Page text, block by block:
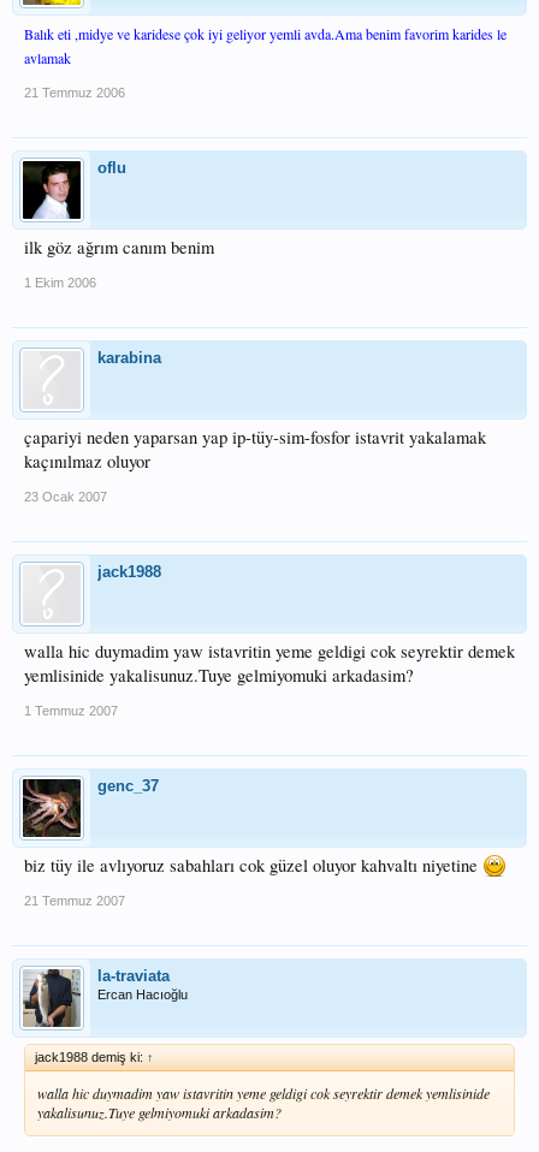
Balık eti ,midye ve karidese çok iyi geliyor yemli avda.Ama benim favorim karides le
avlamak
21 Temmuz 2006
oflu
ilk göz ağrım canım benim
1 Ekim 2006
karabina
çapariyi neden yaparsan yap ip-tüy-sim-fosfor istavrit yakalamak
kaçınılmaz oluyor
23 Ocak 2007
jack1988
walla hic duymadim yaw istavritin yeme geldigi cok seyrektir demek
yemlisinide yakalisunuz.Tuye gelmiyomuki arkadasim?
1 Temmuz 2007
genc_37
biz tüy ile avlıyoruz sabahları cok güzel oluyor kahvaltı niyetine
21 Temmuz 2007
la-traviata
Ercan Hacıoğlu
jack1988 demiş ki: ↑
walla hic duymadim yaw istavritin yeme geldigi cok seyrektir demek yemlisinide
yakalisunuz.Tuye gelmiyomuki arkadasim?